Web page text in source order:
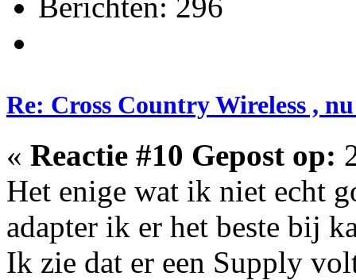
Re: Cross Country Wireless ,
« Reactie #10 Gepost op:
Het enige wat ik niet echt
adapter ik er het beste bij
Ik zie dat er een Supply